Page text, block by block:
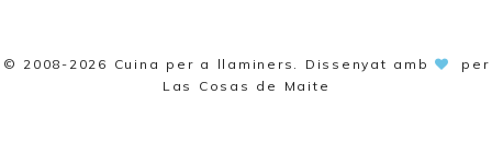
© 2008-2026 Cuina per a llaminers . Dissenyat amb
per
Las Cosas de Maite